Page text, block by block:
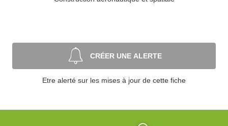
CRÉER UNE ALERTE
Etre alerté sur les mises à jour de cette fiche